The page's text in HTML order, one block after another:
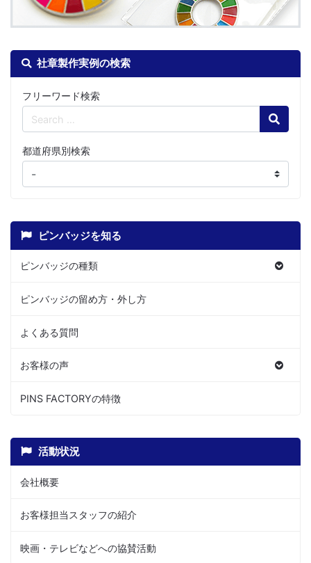
社章製作実例の検索
フリーワード検索
Search
都道府県別検索
ピンバッジを知る
ピンバッジの種類
ピンバッジの留め方・外し方
よくある質問
お客様の声
PINS FACTORYの特徴
活動状況
会社概要
お客様担当スタッフの紹介
映画・テレビなどへの協賛活動